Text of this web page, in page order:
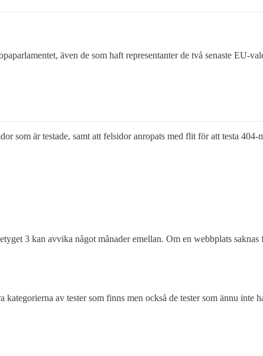
även de som haft representanter de två senaste EU-
som är testade, samt att felsidor anropats med flit för att testa 404-
3 kan avvika något månader emellan. Om en webbplats saknas
av tester som finns men också de tester som ännu inte